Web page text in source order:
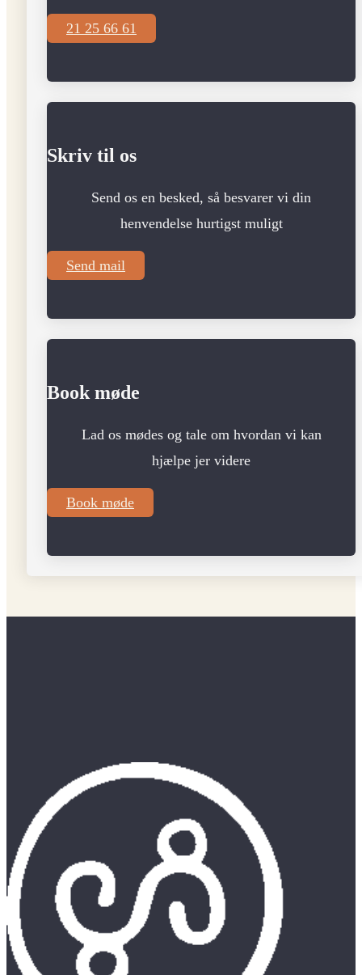
21 25 66 61
Skriv til os
Send os en besked, så besvarer vi din
henvendelse hurtigst muligt
Send mail
Book møde
Lad os mødes og tale om hvordan vi kan
hjælpe jer videre
Book møde